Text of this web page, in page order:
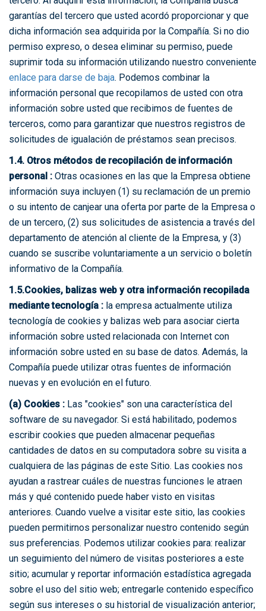
garantías del tercero que usted acordó proporcionar y que
dicha información sea adquirida por la Compañía. Si no dio
permiso expreso, o desea eliminar su permiso, puede
suprimir toda su información utilizando nuestro conveniente
enlace para darse de baja. Podemos combinar la
información personal que recopilamos de usted con otra
información sobre usted que recibimos de fuentes de
terceros, como para garantizar que nuestros registros de
solicitudes de igualación de préstamos sean precisos.
1.4. Otros métodos de recopilación de información
personal : Otras ocasiones en las que la Empresa obtiene
información suya incluyen (1) su reclamación de un premio
o su intento de canjear una oferta por parte de la Empresa o
de un tercero, (2) sus solicitudes de asistencia a través del
departamento de atención al cliente de la Empresa, y (3)
cuando se suscribe voluntariamente a un servicio o boletín
informativo de la Compañía.
1.5.Cookies, balizas web y otra información recopilada
mediante tecnología : la empresa actualmente utiliza
tecnología de cookies y balizas web para asociar cierta
información sobre usted relacionada con Internet con
información sobre usted en su base de datos. Además, la
Compañía puede utilizar otras fuentes de información
nuevas y en evolución en el futuro.
(a) Cookies : Las "cookies" son una característica del
software de su navegador. Si está habilitado, podemos
escribir cookies que pueden almacenar pequeñas
cantidades de datos en su computadora sobre su visita a
cualquiera de las páginas de este Sitio. Las cookies nos
ayudan a rastrear cuáles de nuestras funciones le atraen
más y qué contenido puede haber visto en visitas
anteriores. Cuando vuelve a visitar este sitio, las cookies
pueden permitirnos personalizar nuestro contenido según
sus preferencias. Podemos utilizar cookies para: realizar
un seguimiento del número de visitas posteriores a este
sitio; acumular y reportar información estadística agregada
sobre el uso del sitio web; entregarle contenido específico
según sus intereses o su historial de visualización anterior;